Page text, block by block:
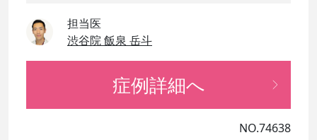
担当医
渋谷院 飯泉 岳斗
症例詳細へ
NO.74638